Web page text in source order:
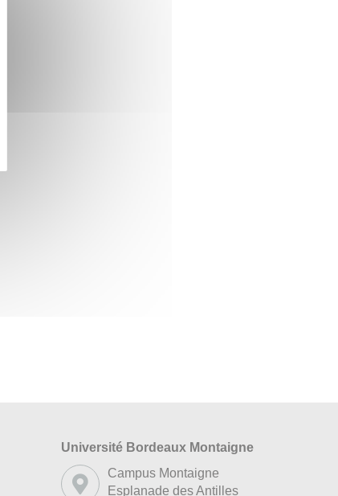
Université Bordeaux Montaigne
Campus Montaigne
Esplanade des Antilles